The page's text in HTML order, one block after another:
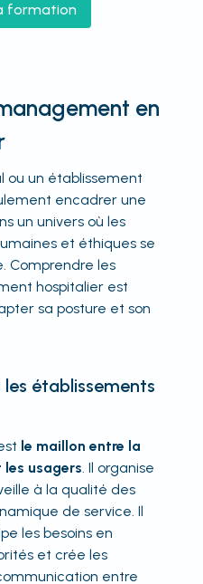
formation
en
ou un établissement
encadrer une
un univers où les
et éthiques se
Comprendre les
hospitalier est
sa posture et son
établissements
le maillon entre la
usagers. Il organise
à la qualité des
de service. Il
les besoins en
et crée les
entre